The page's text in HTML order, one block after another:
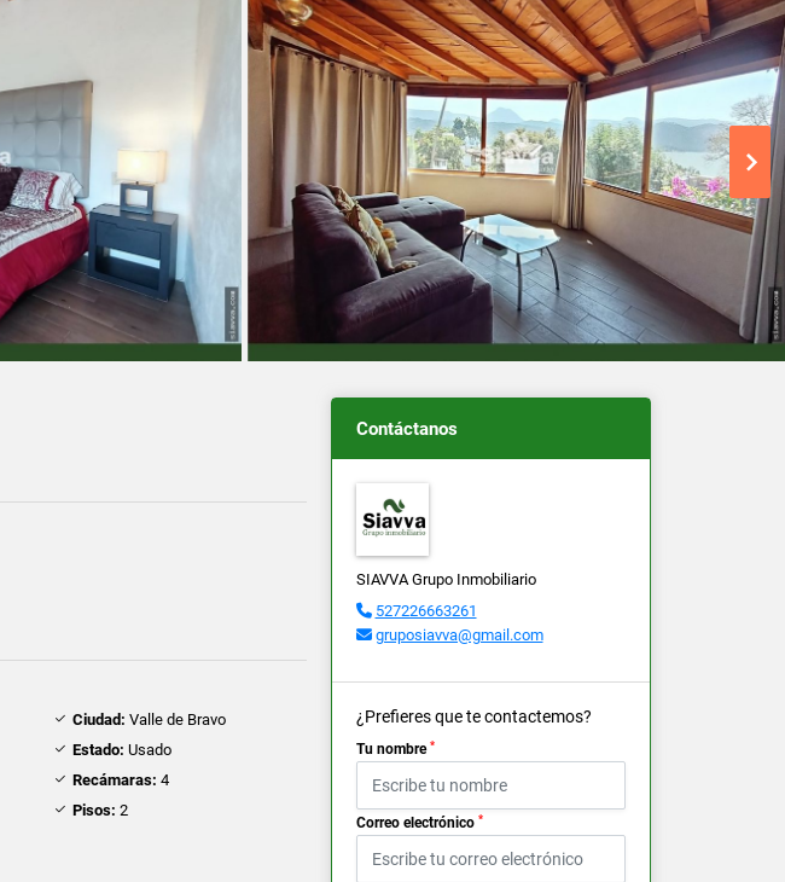
Ciudad: Valle de Bravo
Estado: Usado
Recámaras: 4
Pisos: 2
Contáctanos
SIAVVA Grupo Inmobiliario
527226663261
gruposiavva@gmail.com
¿Prefieres que te contactemos?
Tu nombre *
Correo electrónico *